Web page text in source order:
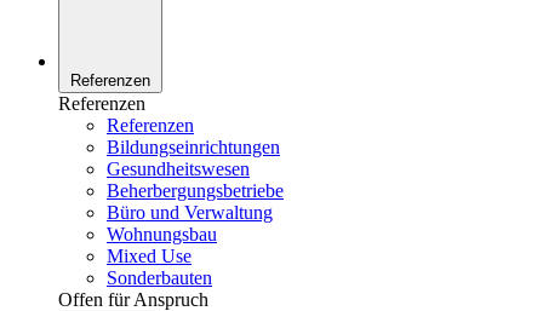
Referenzen
Referenzen
Referenzen
Bildungseinrichtungen
Gesundheitswesen
Beherbergungsbetriebe
Büro und Verwaltung
Wohnungsbau
Mixed Use
Sonderbauten
Offen für Anspruch